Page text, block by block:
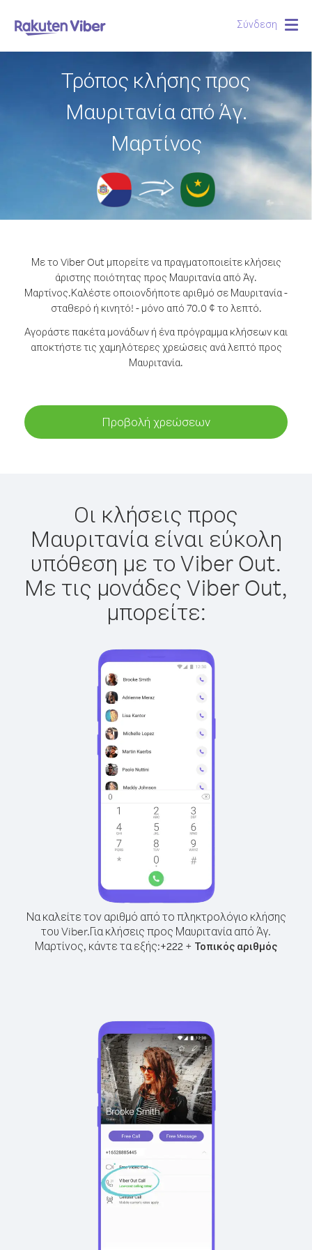
Σύνδεση
Τρόπος κλήσης προς
Μαυριτανία από Άγ.
Μαρτίνος
Με το Viber Out μπορείτε να πραγματοποιείτε κλήσεις
άριστης ποιότητας προς Μαυριτανία από Άγ.
Μαρτίνος.Καλέστε οποιονδήποτε αριθμό σε Μαυριτανία -
σταθερό ή κινητό! - μόνο από 70.0 ¢ το λεπτό.
Αγοράστε πακέτα μονάδων ή ένα πρόγραμμα κλήσεων και
αποκτήστε τις χαμηλότερες χρεώσεις ανά λεπτό προς
Μαυριτανία.
Προβολή χρεώσεων
Οι κλήσεις προς
Μαυριτανία είναι εύκολη
υπόθεση με το Viber Out.
Με τις μονάδες Viber Out,
μπορείτε:
Να καλείτε τον αριθμό από το πληκτρολόγιο κλήσης
του Viber.Για κλήσεις προς Μαυριτανία από Άγ.
Μαρτίνος, κάντε τα εξής:+222 + Τοπικός αριθμός